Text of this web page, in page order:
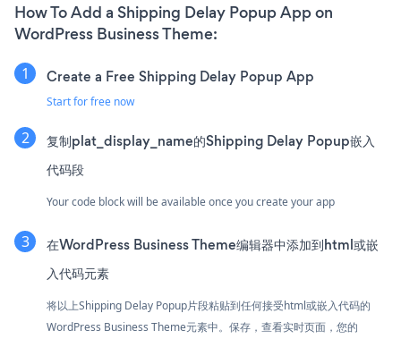
How To Add a Shipping Delay Popup App on
WordPress Business Theme:
Create a Free Shipping Delay Popup App
Start for free now
复制plat_display_name的Shipping Delay Popup嵌入
代码段
Your code block will be available once you create your app
在WordPress Business Theme编辑器中添加到html或嵌
入代码元素
将以上Shipping Delay Popup片段粘贴到任何接受html或嵌入代码的
WordPress Business Theme元素中。保存，查看实时页面，您的